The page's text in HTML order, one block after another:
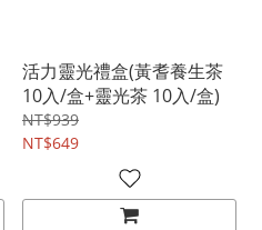
活力靈光禮盒(黃耆養生茶
10入/盒+靈光茶 10入/盒)
NT$939
NT$649